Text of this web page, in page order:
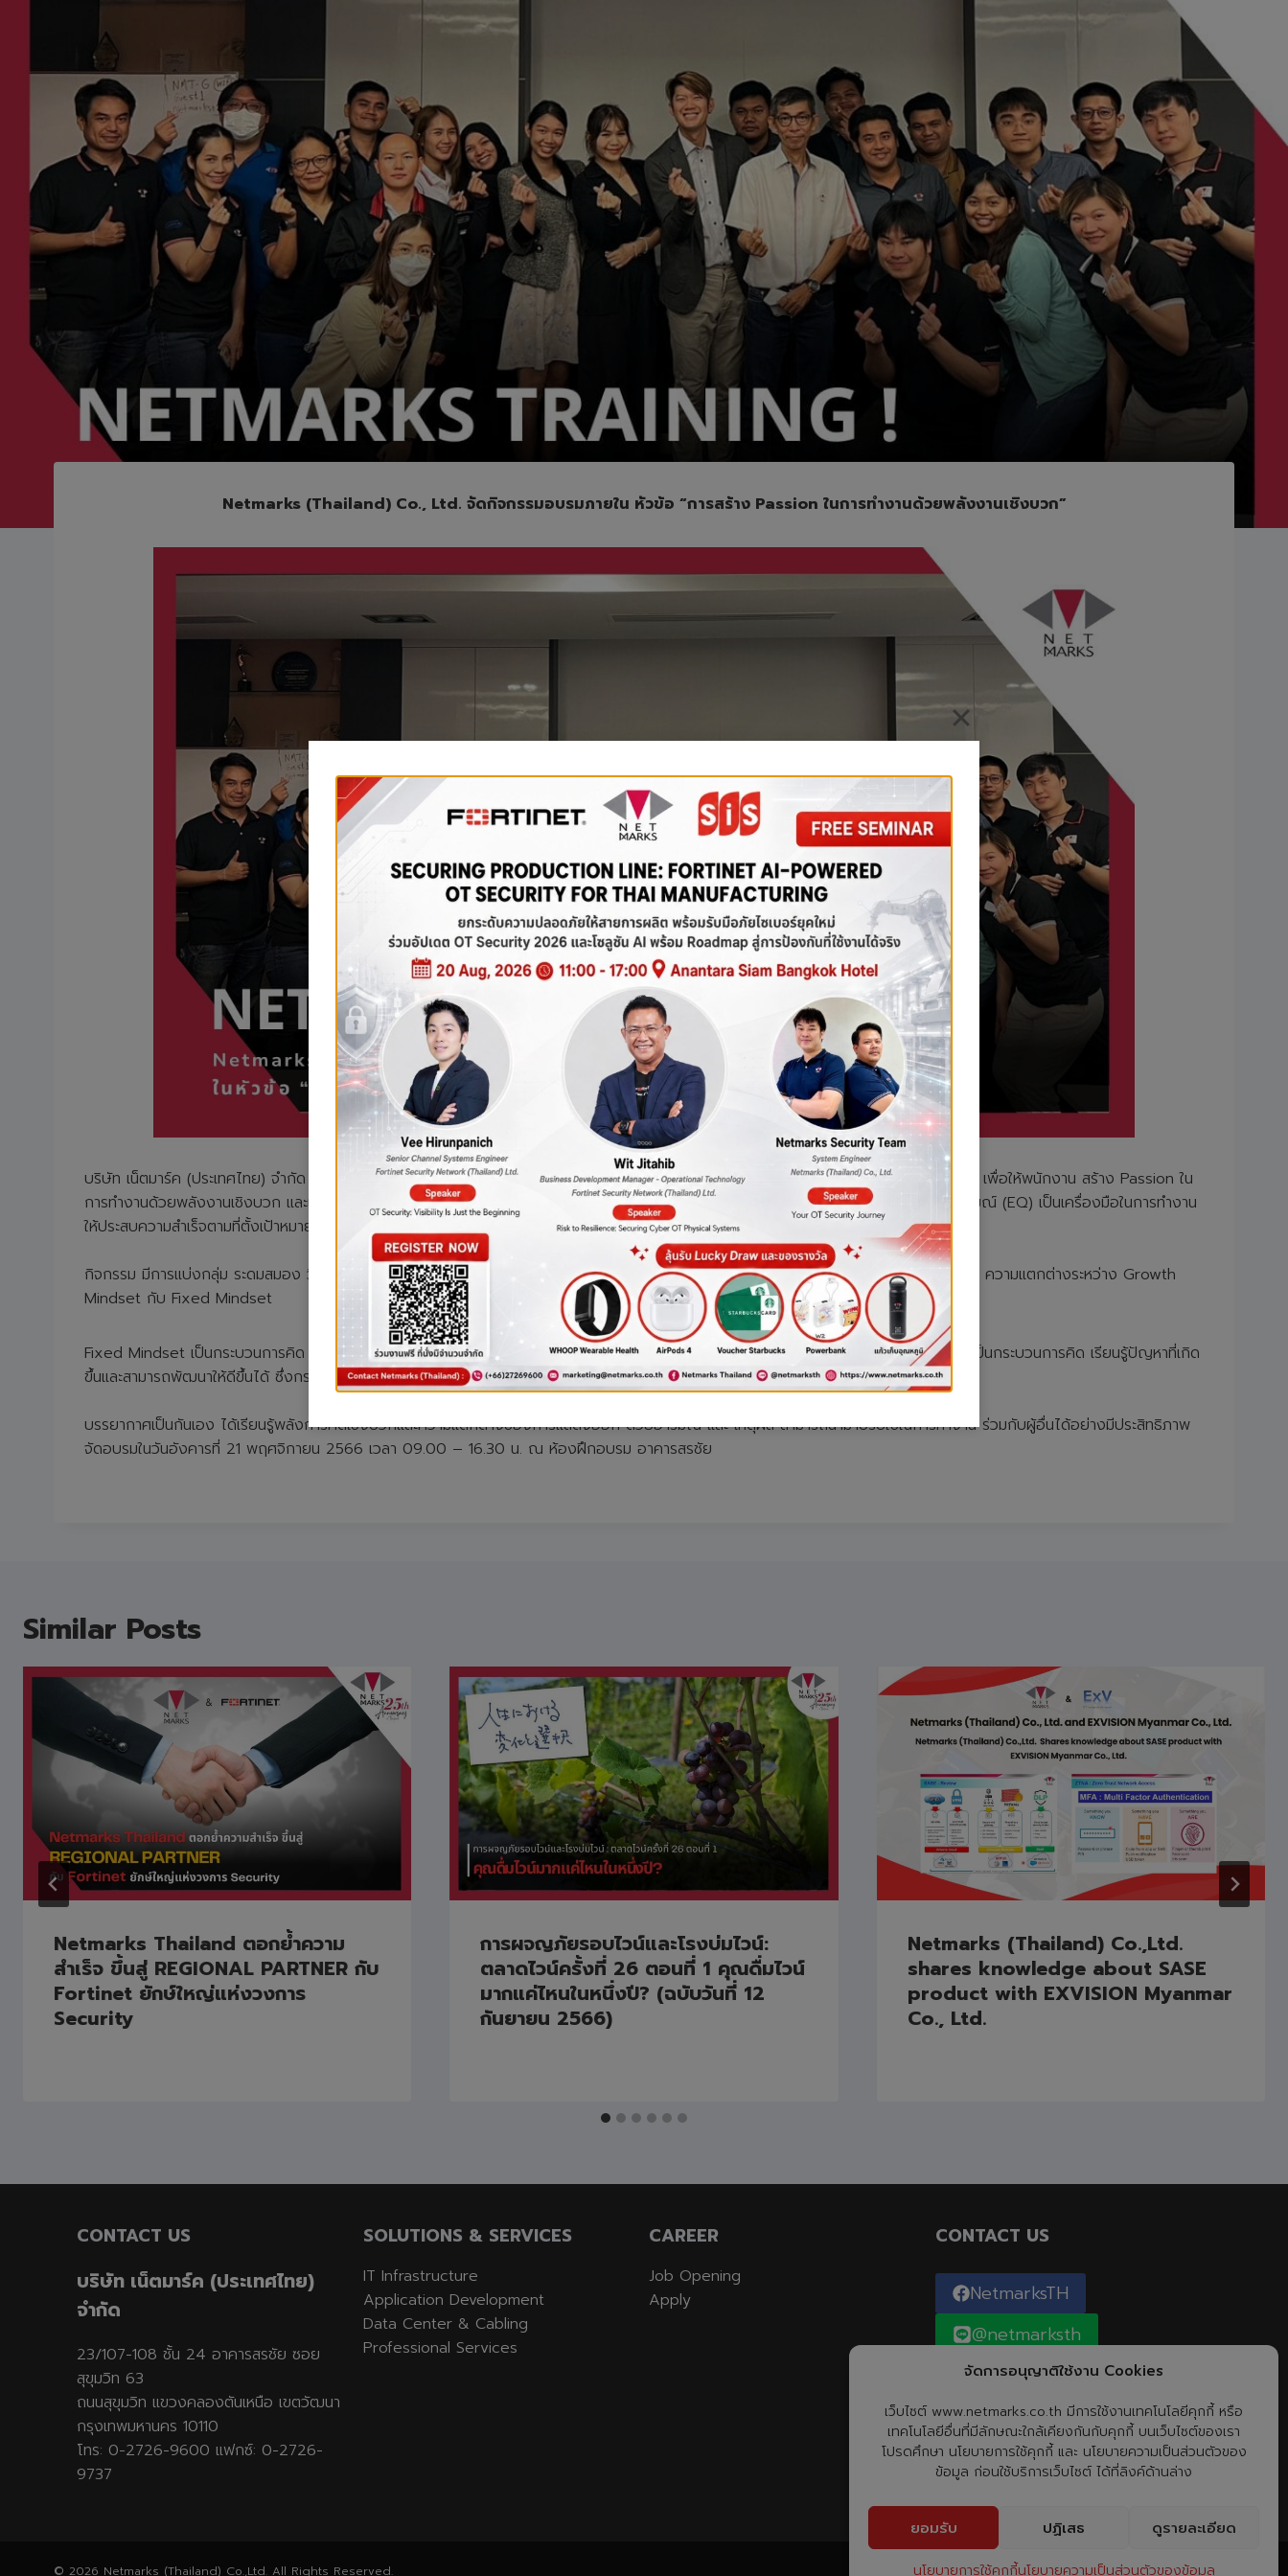
จัดการอนุญาติใช้งาน Cookies
เว็บไซต์ www.netmarks.co.th มีการใช้งานเทคโนโลยีคุกกี้ หรือ
เทคโนโลยีอื่นที่มีลักษณะใกล้เคียงกันกับคุกกี้ บนเว็บไซต์ของเรา
โปรดศึกษา นโยบายการใช้คุกกี้ และ นโยบายความเป็นส่วนตัวของ
ข้อมูล ก่อนใช้บริการเว็บไซต์ ได้ที่ลิงค์ด้านล่าง
ยอมรับ ปฏิเสธ ดูรายละเอียด
นโยบายการใช้คุกกี้นโยบายความเป็นส่วนตัวของข้อมูล
Netmarks (Thailand) Co., Ltd. จัดกิจกรรมอบรมภายใน หัวข้อ “การสร้าง Passion ในการทำงานด้วยพลังงานเชิงบวก”
บริษัท เน็ตมาร์ค (ประเทศไทย) จำกัด จัดอบรม “การสร้าง Passion ในการทำงานด้วยพลังงานเชิงบวก” โดยวัตถุประสงค์ของการจัดอบรมในครั้งนี้ เพื่อให้พนักงาน สร้าง Passion ใน
การทำงานด้วยพลังงานเชิงบวก และแนวทางการปรับตัวในเรื่องกระบวนการทำงาน กระบวนการคิด ให้มีการคิดเชิงบวก ที่สำคัญความฉลาดทางอารมณ์ (EQ) เป็นเครื่องมือในการทำงาน
ให้ประสบความสำเร็จตามที่ตั้งเป้าหมายไว้
กิจกรรม มีการแบ่งกลุ่ม ระดมสมอง วิเคราะห์เรื่องราวจากบุคคลตัวอย่าง เหตุการณ์ที่เป็นปัจจัยที่มีผลต่อ Mindset และจุดเปลี่ยนทางกระบวนการคิด ความแตกต่างระหว่าง Growth
Mindset กับ Fixed Mindset
Fixed Mindset เป็นกระบวนการคิด ที่เชื่อว่า เรามีข้อจำกัด และไม่สามารถเปลี่ยนแปลงแก้ไขเรื่องยากๆได้ ซึ่งแตกต่าง กับ Growth Mindset ที่เป็นกระบวนการคิด เรียนรู้ปัญหาที่เกิด
ขึ้นและสามารถพัฒนาให้ดีขึ้นได้ ซึ่งกระบวนการคิดของ Mindset ทั้งสองแบบ มีความจำเป็น แล้วแต่เหตุการณ์และบริบทของบุคคลที่ต่างกัน
บรรยากาศเป็นกันเอง ได้เรียนรู้พลังการคิดเชิงบวกและความแตกต่างของการแสดงออก ด้วยอารมณ์ และ เหตุผล สามารถนำมาปรับใช้ในการทำงาน ร่วมกับผู้อื่นได้อย่างมีประสิทธิภาพ
จัดอบรมในวันอังคารที่ 21 พฤศจิกายน 2566 เวลา 09.00 – 16.30 น. ณ ห้องฝึกอบรม อาคารสรชัย
Similar Posts
Netmarks Thailand ตอกย้ำความ
สำเร็จ ขึ้นสู่ REGIONAL PARTNER กับ
Fortinet ยักษ์ใหญ่แห่งวงการ
Security
การผจญภัยรอบไวน์และโรงบ่มไวน์:
ตลาดไวน์ครั้งที่ 26 ตอนที่ 1 คุณดื่มไวน์
มากแค่ไหนในหนึ่งปี? (ฉบับวันที่ 12
กันยายน 2566)
Netmarks (Thailand) Co.,Ltd.
shares knowledge about SASE
product with EXVISION Myanmar
Co., Ltd.
CONTACT US
บริษัท เน็ตมาร์ค (ประเทศไทย)
จำกัด
23/107-108 ชั้น 24 อาคารสรชัย ซอย
สุขุมวิท 63
ถนนสุขุมวิท แขวงคลองตันเหนือ เขตวัฒนา
กรุงเทพมหานคร 10110
โทร: 0-2726-9600 แฟกซ์: 0-2726-
9737
SOLUTIONS & SERVICES
IT Infrastructure
Application Development
Data Center & Cabling
Professional Services
CAREER
Job Opening
Apply
CONTACT US
NetmarksTH
@netmarksth
0-2726-9600
© 2026 Netmarks (Thailand) Co.,Ltd. All Rights Reserved.